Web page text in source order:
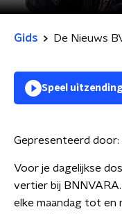
Gids De Nieuws
Speel
Gepresenteerd door:
Voor je dagelijkse
vertier bij
elke maandag tot en